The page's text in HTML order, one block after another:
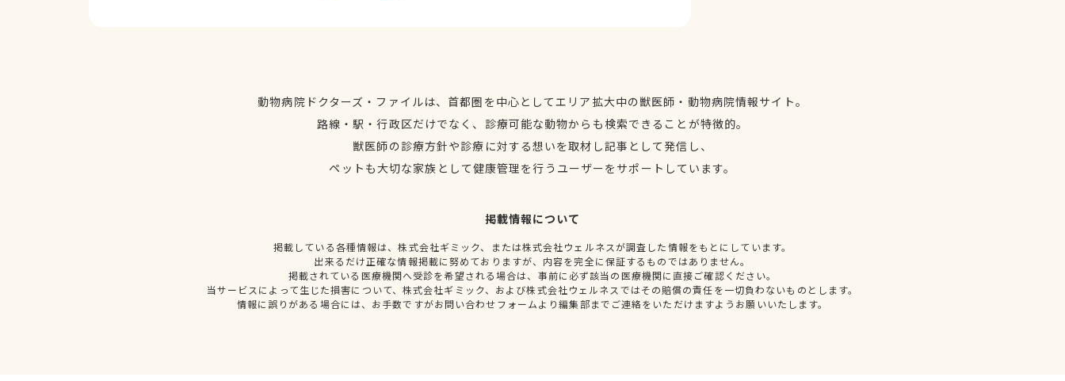
動物病院ドクターズ・ファイルは、首都圏を中心としてエリア拡大中の獣医師・動物病院情報サイト。
路線・駅・行政区だけでなく、診療可能な動物からも検索できることが特徴的。
獣医師の診療方針や診療に対する想いを取材し記事として発信し、
ペットも大切な家族として健康管理を行うユーザーをサポートしています。
掲載情報について
掲載している各種情報は、株式会社ギミック、または株式会社ウェルネスが調査した情報をもとにしています。
出来るだけ正確な情報掲載に努めておりますが、内容を完全に保証するものではありません。
掲載されている医療機関へ受診を希望される場合は、事前に必ず該当の医療機関に直接ご確認ください。
当サービスによって生じた損害について、株式会社ギミック、および株式会社ウェルネスではその賠償の責任を一切負わないものとします。
情報に誤りがある場合には、お手数ですがお問い合わせフォームより編集部までご連絡をいただけますようお願いいたします。